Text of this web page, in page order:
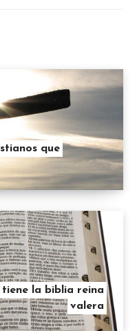
que
la biblia reina
valera